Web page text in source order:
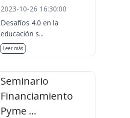
2023-10-26 16:30:00
Desafíos 4.0 en la
educación s...
Leer más
Seminario
Financiamiento
Pyme ...